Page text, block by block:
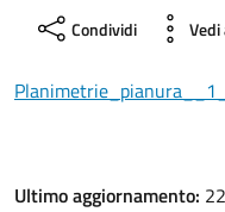
Condividi Vedi
Planimetrie_pianura__1_
Ultimo aggiornamento: